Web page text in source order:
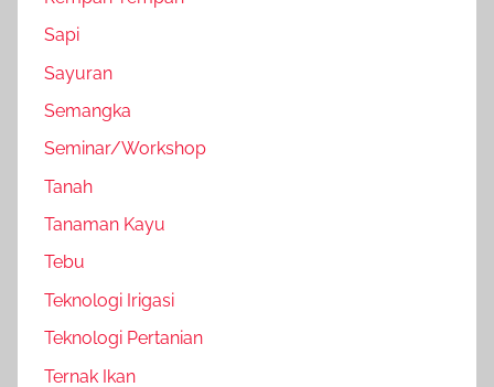
Sapi
Sayuran
Semangka
Seminar/Workshop
Tanah
Tanaman Kayu
Tebu
Teknologi Irigasi
Teknologi Pertanian
Ternak Ikan